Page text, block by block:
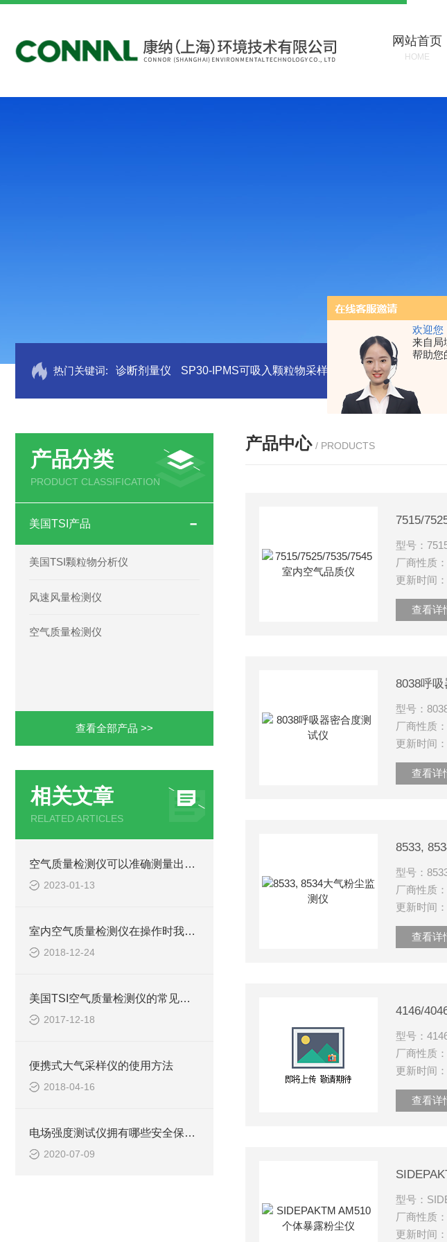
欢迎您
来自局
帮助您
网站首页
HOME
热门关键词: 诊断剂量仪 SP30-IPMS可吸入颗粒物采样器 DryCal 800美国
产品分类
PRODUCT CLASSIFICATION
美国TSI产品
美国TSI颗粒物分析仪
风速风量检测仪
空气质量检测仪
查看全部产品 >>
相关文章
RELATED ARTICLES
空气质量检测仪可以准确测量出污染气体的浓度大小
2023-01-13
室内空气质量检测仪在操作时我们需要哪些要求
2018-12-24
美国TSI空气质量检测仪的常见检测方法
2017-12-18
便携式大气采样仪的使用方法
2018-04-16
电场强度测试仪拥有哪些安全保护功能？
2020-07-09
产品中心 / PRODUCTS
型号：
厂商性质
更新时间
查看详
8038呼
型号：
厂商性质
更新时间
查看详
8533,
型号：
厂商性质
更新时间
查看详
4146/
型号：
厂商性质
更新时间
查看详
型号：
厂商性质
更新时间